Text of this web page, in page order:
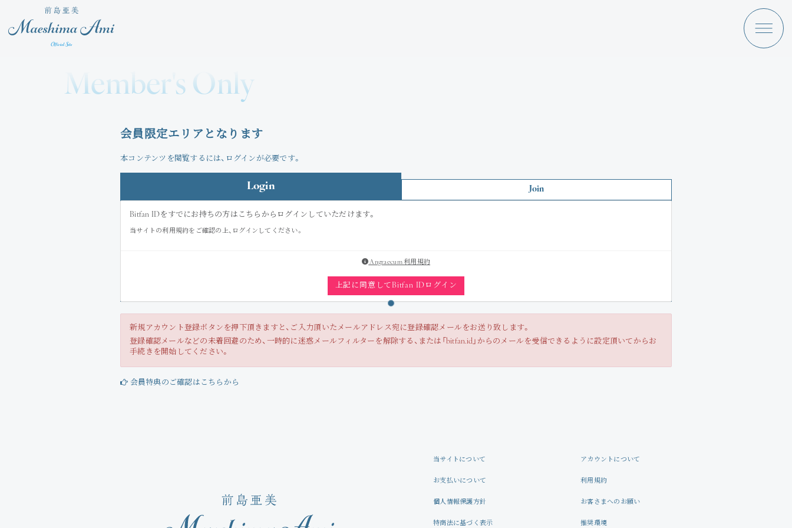
Maeshima Ami
Store
Angraecum Login
Wallpaper
Voice
Member's Only
会員限定エリアとなります
本コンテンツを閲覧するには、ログインが必要です。
Login Join
Bitfan IDをすでにお持ちの方はこちらからログインしていただけます。
当サイトの利用規約をご確認の上、ログインしてください。
Angraecum 利用規約
上記に同意してBitfan IDログイン
新規アカウント登録ボタンを押下頂きますと、ご入力頂いたメールアドレス宛に登録確認メールをお送り致します。
登録確認メールなどの未着回避のため、一時的に迷惑メールフィルターを解除する、または「bitfan.id」からのメールを受信できるように設定頂いてからお
手続きを開始してください。
会員特典のご確認はこちらから
当サイトについて アカウントについて
お支払いについて 利用規約
個人情報保護方針 お客さまへのお願い
特商法に基づく表示 推奨環境